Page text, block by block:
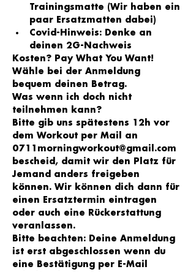
Trainingsmatte (Wir haben ein
paar Ersatzmatten dabei)
Covid-Hinweis: Denke an
deinen 2G-Nachweis
Kosten? Pay What You Want!
Wähle bei der Anmeldung
bequem deinen Betrag.
Was wenn ich doch nicht
teilnehmen kann?
Bitte gib uns spätestens 12h vor
dem Workout per Mail an
0711morningworkout@gmail.com
bescheid, damit wir den Platz für
Jemand anders freigeben
können. Wir können dich dann für
einen Ersatztermin eintragen
oder auch eine Rückerstattung
veranlassen.
Bitte beachten: Deine Anmeldung
ist erst abgeschlossen wenn du
eine Bestätigung per E-Mail